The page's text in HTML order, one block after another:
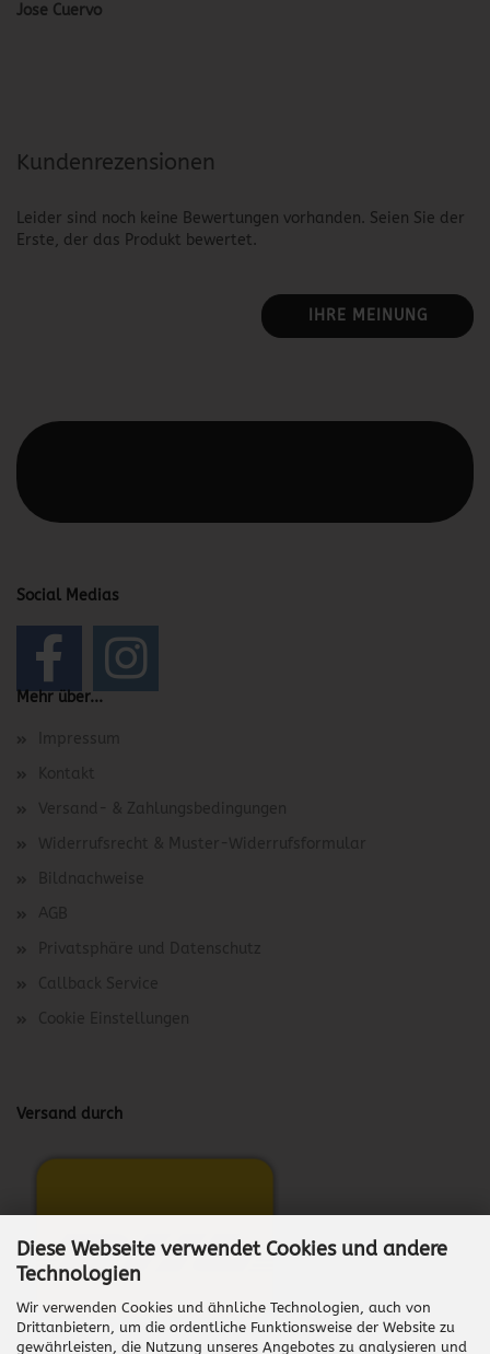
Diese Webseite verwendet Cookies und andere
Technologien
Wir verwenden Cookies und ähnliche Technologien, auch von
Drittanbietern, um die ordentliche Funktionsweise der Website zu
gewährleisten, die Nutzung unseres Angebotes zu analysieren und
Jose Cuervo
Kundenrezensionen
Leider sind noch keine Bewertungen vorhanden. Seien Sie der
Erste, der das Produkt bewertet.
IHRE MEINUNG
Social Medias
Mehr über...
Impressum
Kontakt
Versand- & Zahlungsbedingungen
Widerrufsrecht & Muster-Widerrufsformular
Bildnachweise
AGB
Privatsphäre und Datenschutz
Callback Service
Cookie Einstellungen
Versand durch